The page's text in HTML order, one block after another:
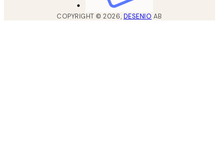
COPYRIGHT ©2026, DESENIO AB